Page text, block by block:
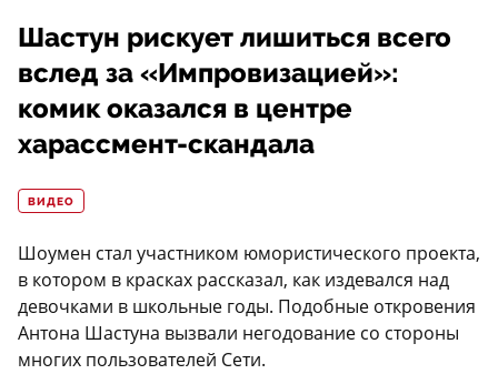
Шастун рискует лишиться всего
вслед за «Импровизацией»:
комик оказался в центре
харассмент-скандала
ВИДЕО
Шоумен стал участником юмористического проекта,
в котором в красках рассказал, как издевался над
девочками в школьные годы. Подобные откровения
Антона Шастуна вызвали негодование со стороны
многих пользователей Сети.